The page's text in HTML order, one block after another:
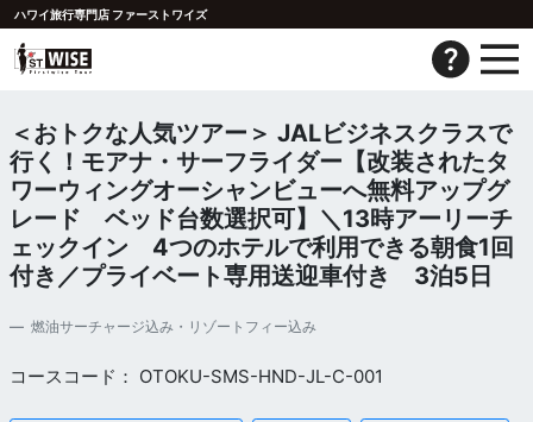
ハワイ旅行専門店 ファーストワイズ
＜おトクな人気ツアー＞ JALビジネスクラスで
行く！モアナ・サーフライダー【改装されたタ
ワーウィングオーシャンビューへ無料アップグ
レード ベッド台数選択可】＼13時アーリーチ
ェックイン 4つのホテルで利用できる朝食1回
付き／プライベート専用送迎車付き 3泊5日
燃油サーチャージ込み・リゾートフィー込み
コースコード： OTOKU-SMS-HND-JL-C-001